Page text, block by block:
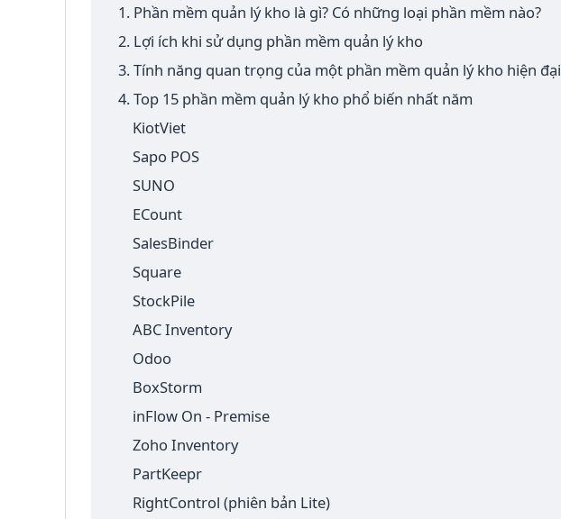
1. Phần mềm quản lý kho là gì? Có những loại phần mềm nào?
2. Lợi ích khi sử dụng phần mềm quản lý kho
3. Tính năng quan trọng của một phần mềm quản lý kho hiện đại
4. Top 15 phần mềm quản lý kho phổ biến nhất năm
KiotViet
Sapo POS
SUNO
ECount
SalesBinder
Square
StockPile
ABC Inventory
Odoo
BoxStorm
inFlow On - Premise
Zoho Inventory
PartKeepr
RightControl (phiên bản Lite)